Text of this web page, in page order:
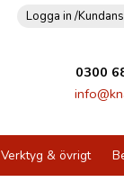
Logga in /
0300
Verktyg & övrigt